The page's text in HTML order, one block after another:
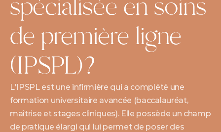
spécialisée en soins
de première ligne
(IPSPL)?
L'IPSPL est une infirmière qui a complété une
formation universitaire avancée (baccalauréat,
maîtrise et stages cliniques). Elle possède un champ
de pratique élargi qui lui permet de poser des